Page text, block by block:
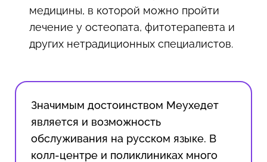
медицины, в которой можно пройти
лечение у остеопата, фитотерапевта и
других нетрадиционных специалистов.
Значимым достоинством Меухедет
является и возможность
обслуживания на русском языке. В
колл-центре и поликлиниках много